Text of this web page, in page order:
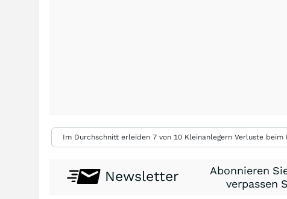
Im Durchschnitt erleiden 7 von 10 Kleinanlegern Verluste
Newsletter
Abonnieren
verpassen